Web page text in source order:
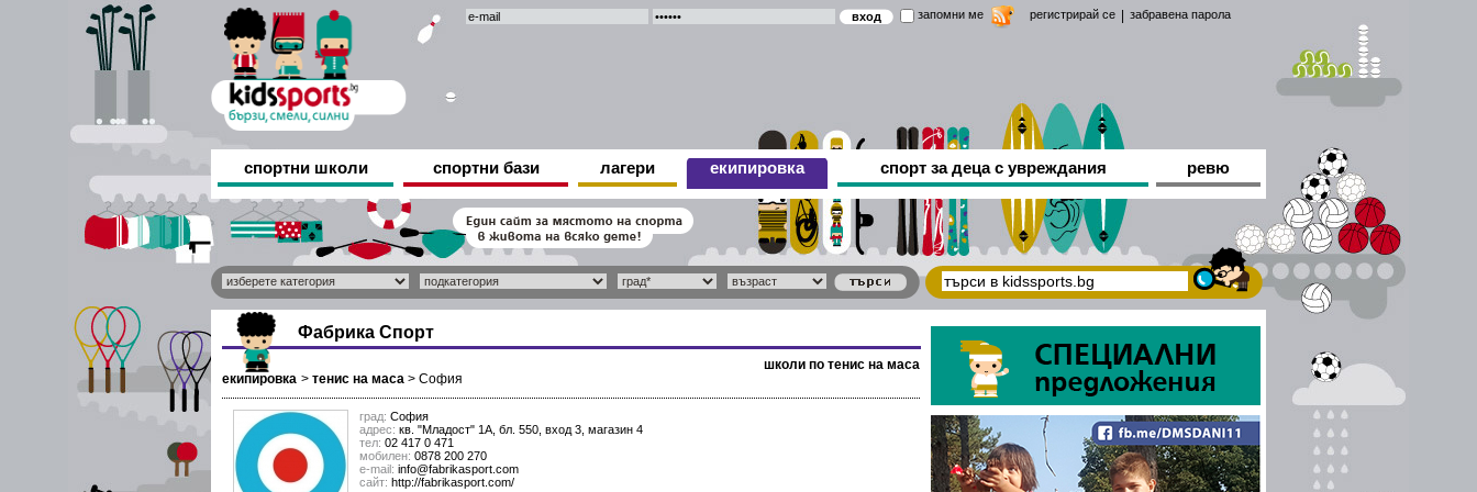
запомни ме регистрирай се забравена парола
спортни школи спортни бази лагери екипировка спорт за деца с увреждания ревю
Фабрика Спорт
екипировка > тенис на маса > София
школи по тенис на маса
град: София
адрес: кв. "Младост" 1А, бл. 550, вход 3, магазин 4
тел: 02 417 0 471
мобилен: 0878 200 270
е-mail: info@fabrikasport.com
сайт: http://fabrikasport.com/